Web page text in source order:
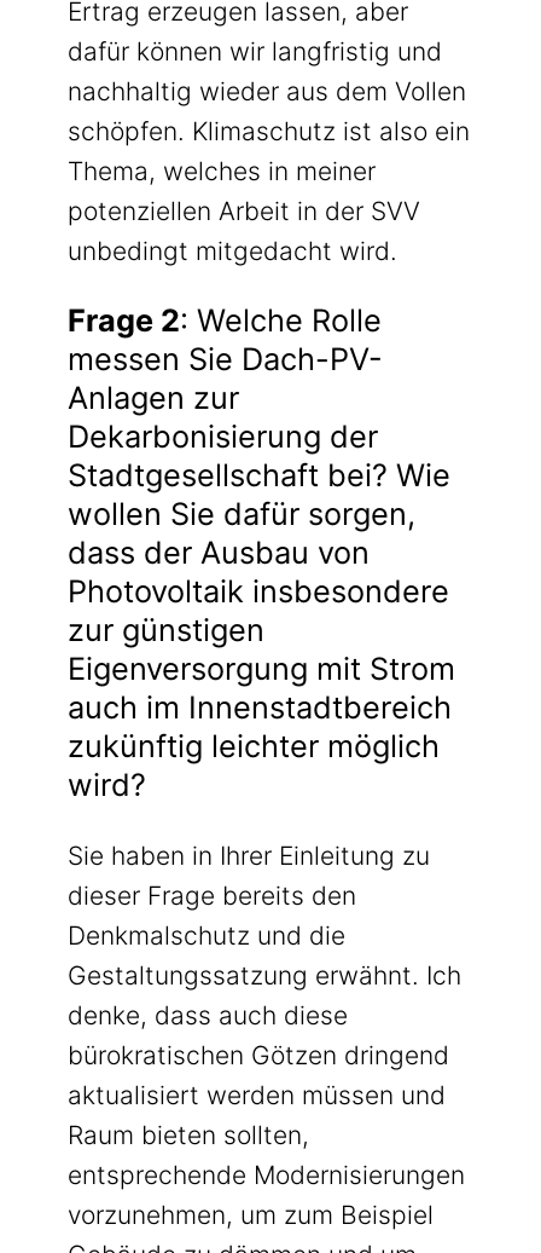
Ertrag erzeugen lassen, aber
dafür können wir langfristig und
nachhaltig wieder aus dem Vollen
schöpfen. Klimaschutz ist also ein
Thema, welches in meiner
potenziellen Arbeit in der SVV
unbedingt mitgedacht wird.
Frage 2: Welche Rolle
messen Sie Dach-PV-
Anlagen zur
Dekarbonisierung der
Stadtgesellschaft bei? Wie
wollen Sie dafür sorgen,
dass der Ausbau von
Photovoltaik insbesondere
zur günstigen
Eigenversorgung mit Strom
auch im Innenstadtbereich
zukünftig leichter möglich
wird?
Sie haben in Ihrer Einleitung zu
dieser Frage bereits den
Denkmalschutz und die
Gestaltungssatzung erwähnt. Ich
denke, dass auch diese
bürokratischen Götzen dringend
aktualisiert werden müssen und
Raum bieten sollten,
entsprechende Modernisierungen
vorzunehmen, um zum Beispiel